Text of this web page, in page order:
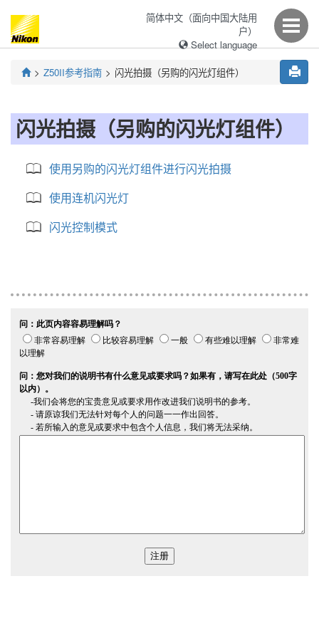
简体中文（面向中国大陆用
户）
Select language
Z50II参考指南 闪光拍摄（另购的闪光灯组件）
闪光拍摄（另购的闪光灯组件）
使用另购的闪光灯组件进行闪光拍摄
使用连机闪光灯
闪光控制模式